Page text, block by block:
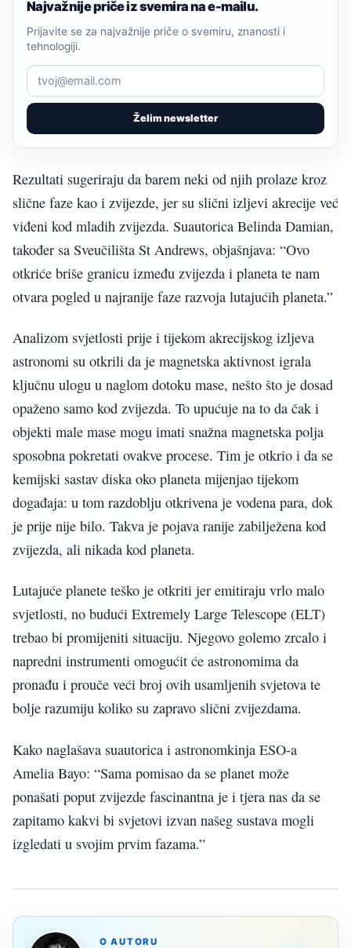
Najvažnije priče iz svemira na e-mailu.
Želim newsletter
Prijavite se za najvažnije priče o svemiru, znanosti i
tehnologiji.
Rezultati sugeriraju da barem neki od njih prolaze kroz
slične faze kao i zvijezde, jer su slični izljevi akrecije već
viđeni kod mladih zvijezda. Suautorica Belinda Damian,
također sa Sveučilišta St Andrews, objašnjava: “Ovo
otkriće briše granicu između zvijezda i planeta te nam
otvara pogled u najranije faze razvoja lutajućih planeta.”
Analizom svjetlosti prije i tijekom akrecijskog izljeva
astronomi su otkrili da je magnetska aktivnost igrala
ključnu ulogu u naglom dotoku mase, nešto što je dosad
opaženo samo kod zvijezda. To upućuje na to da čak i
objekti male mase mogu imati snažna magnetska polja
sposobna pokretati ovakve procese. Tim je otkrio i da se
kemijski sastav diska oko planeta mijenjao tijekom
događaja: u tom razdoblju otkrivena je vodena para, dok
je prije nije bilo. Takva je pojava ranije zabilježena kod
zvijezda, ali nikada kod planeta.
Lutajuće planete teško je otkriti jer emitiraju vrlo malo
svjetlosti, no budući Extremely Large Telescope (ELT)
trebao bi promijeniti situaciju. Njegovo golemo zrcalo i
napredni instrumenti omogućit će astronomima da
pronađu i prouče veći broj ovih usamljenih svjetova te
bolje razumiju koliko su zapravo slični zvijezdama.
Kako naglašava suautorica i astronomkinja ESO-a
Amelia Bayo: “Sama pomisao da se planet može
ponašati poput zvijezde fascinantna je i tjera nas da se
zapitamo kakvi bi svjetovi izvan našeg sustava mogli
izgledati u svojim prvim fazama.”
O AUTORU